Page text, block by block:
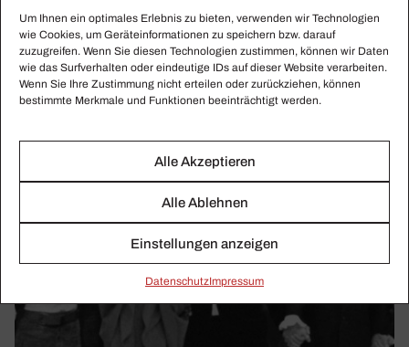
Um Ihnen ein optimales Erlebnis zu bieten, verwenden wir Technologien
wie Cookies, um Geräteinformationen zu speichern bzw. darauf
zuzugreifen. Wenn Sie diesen Technologien zustimmen, können wir Daten
wie das Surfverhalten oder eindeutige IDs auf dieser Website verarbeiten.
Wenn Sie Ihre Zustimmung nicht erteilen oder zurückziehen, können
bestimmte Merkmale und Funktionen beeinträchtigt werden.
Alle Akzeptieren
Alle Ablehnen
Einstellungen anzeigen
Daten­schutzImpressum
Geburtstages von Ralph Vaughan Williams mit einem
sinfonischen Chorwerk und einer Chor-Sinfonie.